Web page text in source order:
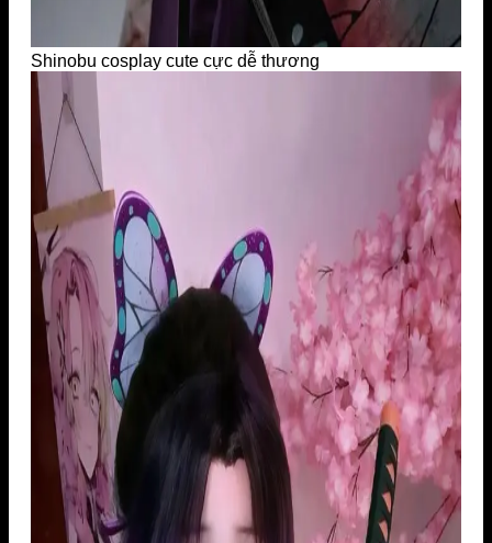
Shinobu cosplay cute cực dễ thương